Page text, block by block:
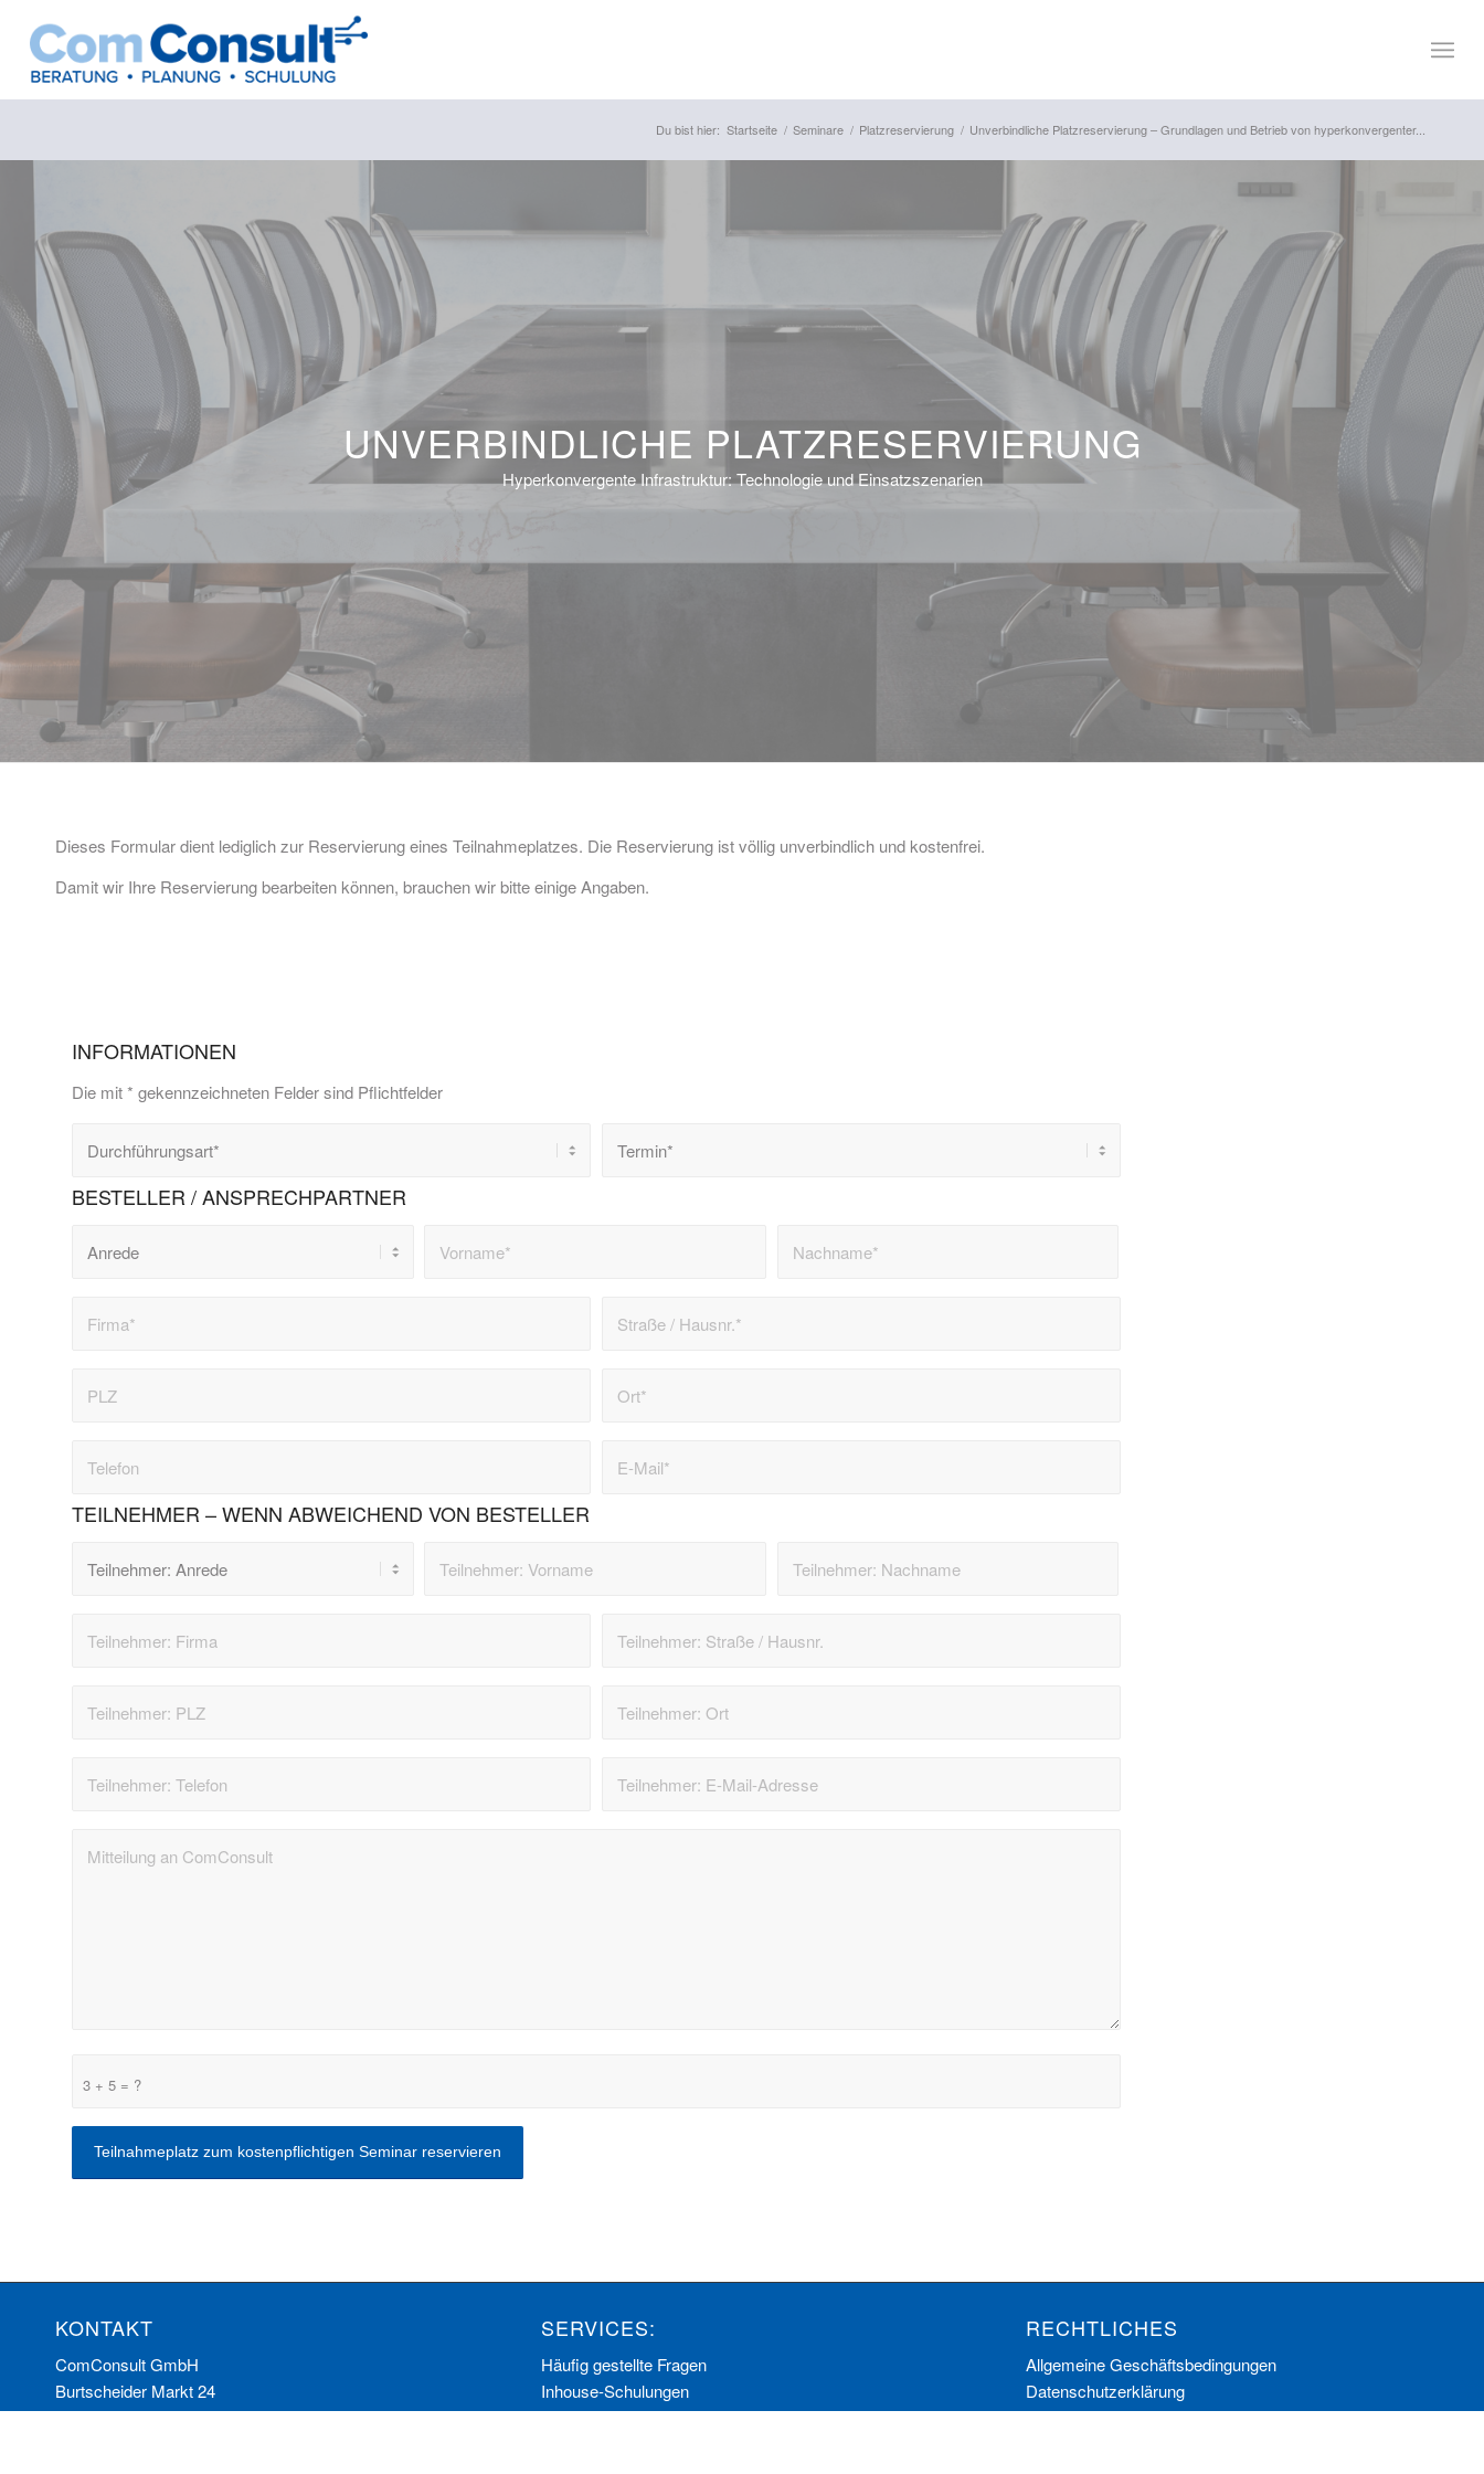
Du bist hier: Startseite / Seminare / Platzreservierung / Unverbindliche Platzreservierung – Grundlagen und Betrieb von hyperkonvergenter...
UNVERBINDLICHE PLATZRESERVIERUNG
Hyperkonvergente Infrastruktur: Technologie und Einsatzszenarien
Dieses Formular dient lediglich zur Reservierung eines Teilnahmeplatzes. Die Reservierung ist völlig unverbindlich und kostenfrei.
Damit wir Ihre Reservierung bearbeiten können, brauchen wir bitte einige Angaben.
INFORMATIONEN
Die mit * gekennzeichneten Felder sind Pflichtfelder
BESTELLER / ANSPRECHPARTNER
TEILNEHMER – WENN ABWEICHEND VON BESTELLER
3 + 5 = ?
KONTAKT
ComConsult GmbH
Burtscheider Markt 24
52066 Aachen
SERVICES:
Häufig gestellte Fragen
Inhouse-Schulungen
Veranstaltungen A-Z
RECHTLICHES
Allgemeine Geschäftsbedingungen
Datenschutzerklärung
Impressum